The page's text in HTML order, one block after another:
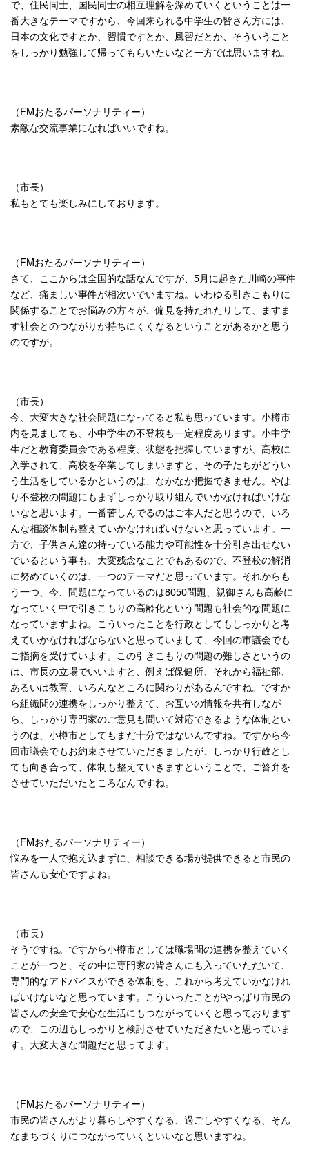
で、住民同士、国民同士の相互理解を深めていくということは一
番大きなテーマですから、今回来られる中学生の皆さん方には、
日本の文化ですとか、習慣ですとか、風習だとか、そういうこと
をしっかり勉強して帰ってもらいたいなと一方では思いますね。
（FMおたるパーソナリティー）
素敵な交流事業になればいいですね。
（市長）
私もとても楽しみにしております。
（FMおたるパーソナリティー）
さて、ここからは全国的な話なんですが、5月に起きた川崎の事件
など、痛ましい事件が相次いでいますね。いわゆる引きこもりに
関係することでお悩みの方々が、偏見を持たれたりして、ますま
す社会とのつながりが持ちにくくなるということがあるかと思う
のですが。
（市長）
今、大変大きな社会問題になってると私も思っています。小樽市
内を見ましても、小中学生の不登校も一定程度あります。小中学
生だと教育委員会である程度、状態を把握していますが、高校に
入学されて、高校を卒業してしまいますと、その子たちがどうい
う生活をしているかというのは、なかなか把握できません。やは
り不登校の問題にもまずしっかり取り組んでいかなければいけな
いなと思います。一番苦しんでるのはご本人だと思うので、いろ
んな相談体制も整えていかなければいけないと思っています。一
方で、子供さん達の持っている能力や可能性を十分引き出せない
でいるという事も、大変残念なことでもあるので、不登校の解消
に努めていくのは、一つのテーマだと思っています。それからも
う一つ、今、問題になっているのは8050問題、親御さんも高齢に
なっていく中で引きこもりの高齢化という問題も社会的な問題に
なっていますよね。こういったことを行政としてもしっかりと考
えていかなければならないと思っていまして、今回の市議会でも
ご指摘を受けています。この引きこもりの問題の難しさというの
は、市長の立場でいいますと、例えば保健所、それから福祉部、
あるいは教育、いろんなところに関わりがあるんですね。ですか
ら組織間の連携をしっかり整えて、お互いの情報を共有しなが
ら、しっかり専門家のご意見も聞いて対応できるような体制とい
うのは、小樽市としてもまだ十分ではないんですね。ですから今
回市議会でもお約束させていただきましたが、しっかり行政とし
ても向き合って、体制も整えていきますということで、ご答弁を
させていただいたところなんですね。
（FMおたるパーソナリティー）
悩みを一人で抱え込まずに、相談できる場が提供できると市民の
皆さんも安心ですよね。
（市長）
そうですね。ですから小樽市としては職場間の連携を整えていく
ことが一つと、その中に専門家の皆さんにも入っていただいて、
専門的なアドバイスができる体制を、これから考えていかなけれ
ばいけないなと思っています。こういったことがやっぱり市民の
皆さんの安全で安心な生活にもつながっていくと思っております
ので、この辺もしっかりと検討させていただきたいと思っていま
す。大変大きな問題だと思ってます。
（FMおたるパーソナリティー）
市民の皆さんがより暮らしやすくなる、過ごしやすくなる、そん
なまちづくりにつながっていくといいなと思いますね。